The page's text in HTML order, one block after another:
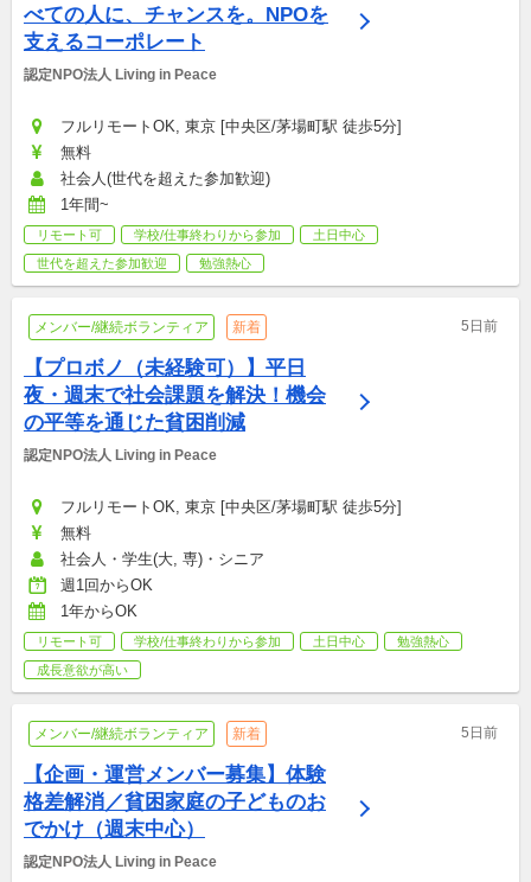
べての人に、チャンスを。NPOを
支えるコーポレート
認定NPO法人 Living in Peace
フルリモートOK, 東京 [中央区/茅場町駅 徒歩5分]
無料
社会人(世代を超えた参加歓迎)
1年間~
リモート可 学校/仕事終わりから参加
土日中心
世代を超えた参加歓迎
勉強熱心
メンバー/継続ボランティア 新着 5日前
【プロボノ（未経験可）】平日
夜・週末で社会課題を解決！機会
の平等を通じた貧困削減
認定NPO法人 Living in Peace
フルリモートOK, 東京 [中央区/茅場町駅 徒歩5分]
無料
社会人・学生(大, 専)・シニア
週1回からOK
1年からOK
リモート可 学校/仕事終わりから参加 土日中心
勉強熱心
成長意欲が高い
メンバー/継続ボランティア 新着 5日前
【企画・運営メンバー募集】体験
格差解消／貧困家庭の子どものお
でかけ（週末中心）
認定NPO法人 Living in Peace